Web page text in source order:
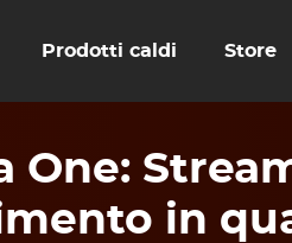
Prodotti caldi Store
One:
in